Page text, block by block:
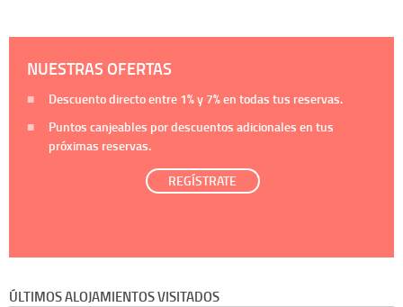
NUESTRAS OFERTAS
Descuento directo entre 1%y 7%en todas tus reservas.
Puntos canjeables por descuentos adicionales en tus
próximas reservas.
REGÍSTRATE
ÚLTIMOS ALOJAMIENTOS VISITADOS